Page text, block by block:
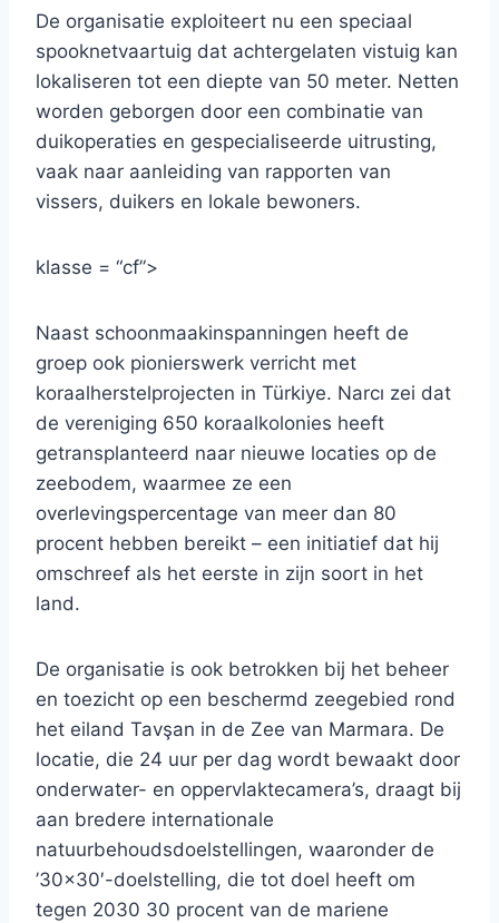
De organisatie exploiteert nu een speciaal
spooknetvaartuig dat achtergelaten vistuig kan
lokaliseren tot een diepte van 50 meter. Netten
worden geborgen door een combinatie van
duikoperaties en gespecialiseerde uitrusting,
vaak naar aanleiding van rapporten van
vissers, duikers en lokale bewoners.
klasse = “cf”>
Naast schoonmaakinspanningen heeft de
groep ook pionierswerk verricht met
koraalherstelprojecten in Türkiye. Narcı zei dat
de vereniging 650 koraalkolonies heeft
getransplanteerd naar nieuwe locaties op de
zeebodem, waarmee ze een
overlevingspercentage van meer dan 80
procent hebben bereikt – een initiatief dat hij
omschreef als het eerste in zijn soort in het
land.
De organisatie is ook betrokken bij het beheer
en toezicht op een beschermd zeegebied rond
het eiland Tavşan in de Zee van Marmara. De
locatie, die 24 uur per dag wordt bewaakt door
onderwater- en oppervlaktecamera’s, draagt ​​bij
aan bredere internationale
natuurbehoudsdoelstellingen, waaronder de
’30×30′-doelstelling, die tot doel heeft om
tegen 2030 30 procent van de mariene